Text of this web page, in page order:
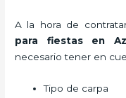
A la hora de
para fiestas en
necesario tener en
Tipo de carpa